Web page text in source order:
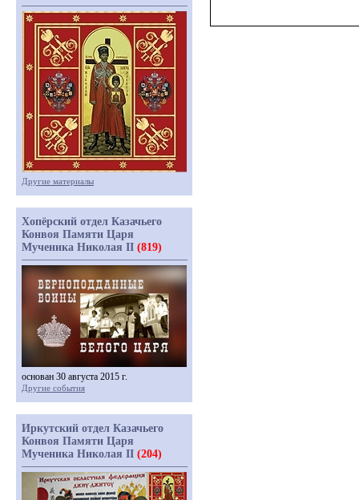
Другие материалы
Хопёрский отдел Казачьего
Конвоя Памяти Царя
Мученика Николая II (819)
основан 30 августа 2015 г.
Другие события
Иркутский отдел Казачьего
Конвоя Памяти Царя
Мученика Николая II (204)